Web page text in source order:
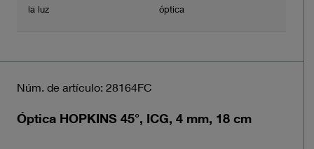
la luz
óptica
Núm. de artículo: 28164FC
Óptica HOPKINS 45°, ICG, 4 mm, 18 cm